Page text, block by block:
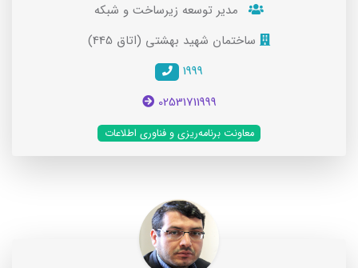
مدیر توسعه زیرساخت و شبکه
ساختمان شهید بهشتی (اتاق 445)
1999
02531711999
معاونت برنامه‌ریزی و فناوری اطلاعات